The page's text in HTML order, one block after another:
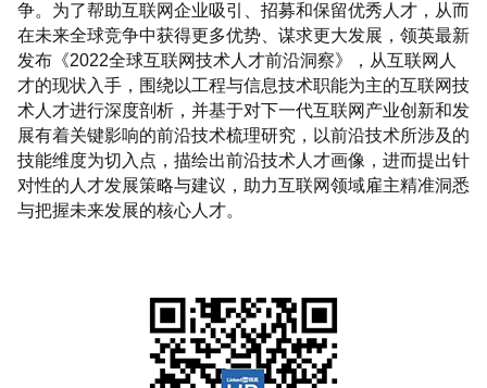
争。为了帮助互联网企业吸引、招募和保留优秀人才，从而
在未来全球竞争中获得更多优势、谋求更大发展，领英最新
发布《2022全球互联网技术人才前沿洞察》，从互联网人
才的现状入手，围绕以工程与信息技术职能为主的互联网技
术人才进行深度剖析，并基于对下一代互联网产业创新和发
展有着关键影响的前沿技术梳理研究，以前沿技术所涉及的
技能维度为切入点，描绘出前沿技术人才画像，进而提出针
对性的人才发展策略与建议，助力互联网领域雇主精准洞悉
与把握未来发展的核心人才。